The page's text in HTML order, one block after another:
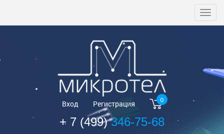
Вход Регистрация 0
+ 7 (499)346-75-68